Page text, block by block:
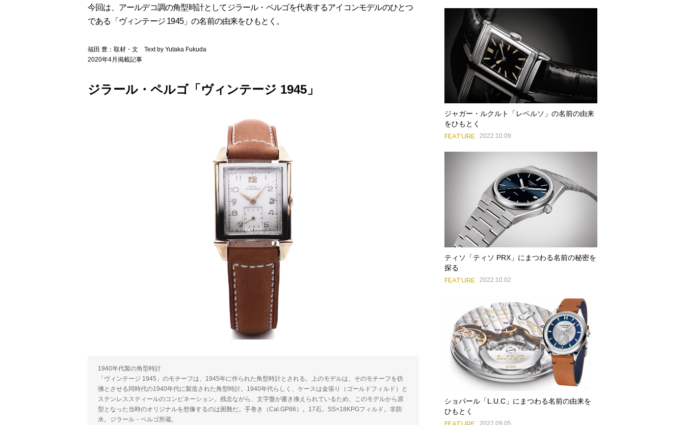
今回は、アールデコ調の角型時計としてジラール・ペルゴを代表するアイコンモデルのひとつ
である「ヴィンテージ 1945」の名前の由来をひもとく。
福田 豊：取材・文 Text by Yutaka Fukuda
2020年4月掲載記事
ジラール・ペルゴ「ヴィンテージ 1945」
1940年代製の角型時計
「ヴィンテージ 1945」のモチーフは、1945年に作られた角型時計とされる。上のモデルは、そのモチーフを彷
彿とさせる同時代の1940年代に製造された角型時計。1940年代らしく、ケースは金張り（ゴールドフィルド）と
ステンレススティールのコンビネーション。残念ながら、文字盤が書き換えられているため、このモデルから原
型となった当時のオリジナルを想像するのは困難だ。手巻き（Cal.GP86）。17石。SS×18KPGフィルド。非防
水。ジラール・ペルゴ所蔵。
ジャガー・ルクルト「レベルソ」の名前の由来
をひもとく
FEATURE 2022.10.09
ティソ「ティソ PRX」にまつわる名前の秘密を
探る
FEATURE 2022.10.02
ショパール「L.U.C」にまつわる名前の由来を
ひもとく
2022.09.05